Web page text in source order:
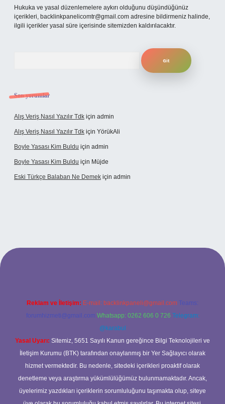
Hukuka ve yasal düzenlemelere aykırı olduğunu düşündüğünüz
içerikleri, backlinkpanelicomtr@gmail.com adresine bildirmeniz halinde,
ilgili içerikler yasal süre içerisinde sitemizden kaldırılacaktır.
Son yorumlar
Alış Veriş Nasıl Yazılır Tdk için admin
Alış Veriş Nasıl Yazılır Tdk için YörükAli
Boyle Yasası Kim Buldu için admin
Boyle Yasası Kim Buldu için Müjde
Eski Türkçe Balaban Ne Demek için admin
casino
Reklam ve İletişim: E-mail: backlinkpaneli@gmail.com Teams:
forumhizmeti@gmail.com Whatsapp: 0262 606 0 726 Telegram:
@karabul
Yasal Uyarı: Sitemiz, 5651 Sayılı Kanun gereğince Bilgi Teknolojileri ve
İletişim Kurumu (BTK) tarafından onaylanmış bir Yer Sağlayıcı olarak
hizmet vermektedir. Bu nedenle, sitedeki içerikleri proaktif olarak
denetleme veya araştırma yükümlülüğümüz bulunmamaktadır. Ancak,
üyelerimiz yazdıkları içeriklerin sorumluluğunu taşımakta olup, siteye